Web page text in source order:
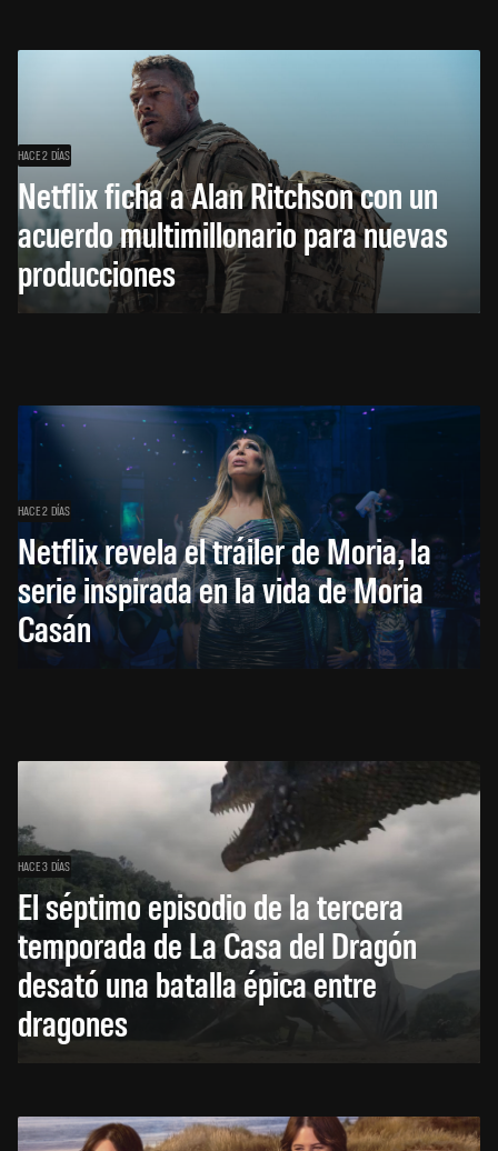
HACE 2 DÍAS
Netflix ficha a Alan Ritchson con un
acuerdo multimillonario para nuevas
producciones
HACE 2 DÍAS
Netflix revela el tráiler de Moria, la
serie inspirada en la vida de Moria
Casán
HACE 3 DÍAS
El séptimo episodio de la tercera
temporada de La Casa del Dragón
desató una batalla épica entre
dragones